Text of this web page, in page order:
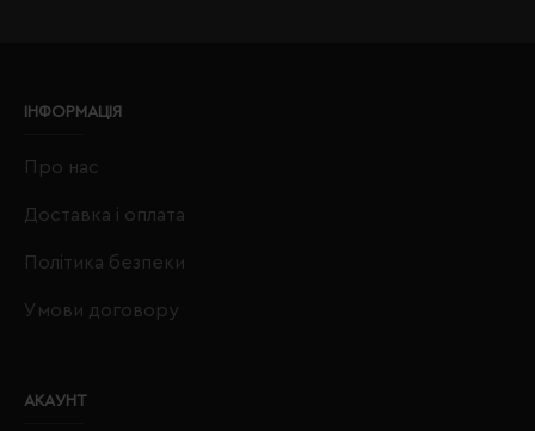
ІНФОРМАЦІЯ
Про нас
Доставка і оплата
Політика безпеки
Умови договору
АКАУНТ